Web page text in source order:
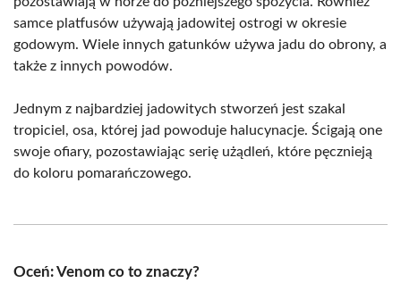
samce platfusów używają jadowitej ostrogi w okresie
godowym. Wiele innych gatunków używa jadu do obrony, a
także z innych powodów.
Jednym z najbardziej jadowitych stworzeń jest szakal
tropiciel, osa, której jad powoduje halucynacje. Ścigają one
swoje ofiary, pozostawiając serię użądleń, które pęcznieją
do koloru pomarańczowego.
Oceń: Venom co to znaczy?